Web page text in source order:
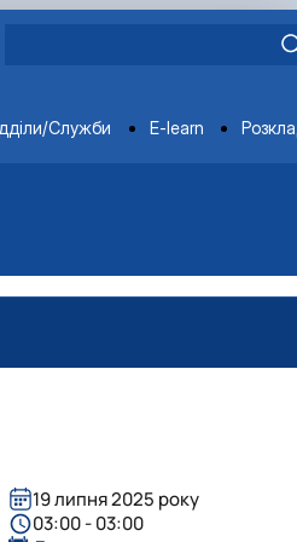
Служби E-learn
19 липня 2025 року
03:00 - 03:00